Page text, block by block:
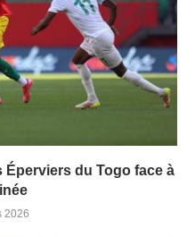
du Togo face à
2026